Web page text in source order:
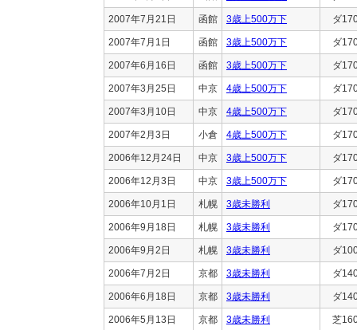
2007年7月21日 函館 3歳上500万下 ダ
2007年7月1日 函館 3歳上500万下 ダ
2007年6月16日 函館 3歳上500万下 ダ
2007年3月25日 中京 4歳上500万下 ダ
2007年3月10日 中京 4歳上500万下 ダ
2007年2月3日 小倉 4歳上500万下 ダ
2006年12月24日 中京 3歳上500万下 ダ
2006年12月3日 中京 3歳上500万下 ダ
2006年10月1日 札幌 3歳未勝利 ダ
2006年9月18日 札幌 3歳未勝利 ダ
2006年9月2日 札幌 3歳未勝利 ダ
2006年7月2日 京都 3歳未勝利 ダ
2006年6月18日 京都 3歳未勝利 ダ
2006年5月13日 京都 3歳未勝利 芝